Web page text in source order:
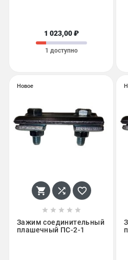
1 023,00 ₽
1 доступно
Новое
  
    
Зажим соединительный
плашечный ПС-2-1